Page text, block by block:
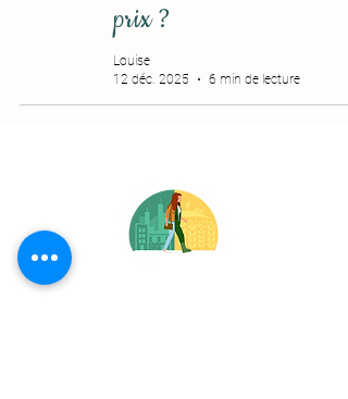
prix ?
Louise
12 déc. 2025
6 min de lecture